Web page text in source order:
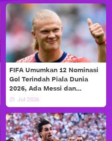
FIFA Umumkan 12 Nominasi
Gol Terindah Piala Dunia
2026, Ada Messi dan
Haaland!
21 Jul 2026